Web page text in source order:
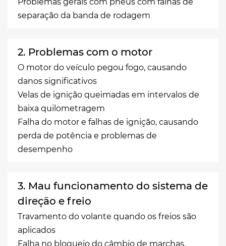
separação da banda de rodagem
2. Problemas com o motor
O motor do veículo pegou fogo, causando
danos significativos
Velas de ignição queimadas em intervalos de
baixa quilometragem
Falha do motor e falhas de ignição, causando
perda de potência e problemas de
desempenho
3. Mau funcionamento do sistema de
direção e freio
Travamento do volante quando os freios são
aplicados
Falha no bloqueio do câmbio de marchas,